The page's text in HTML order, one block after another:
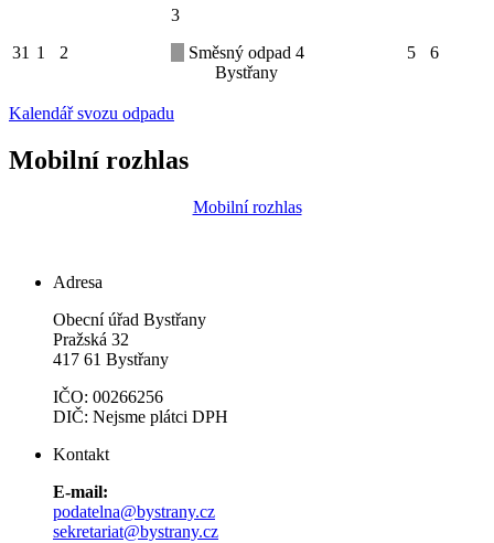
31 1 2
3
Směsný odpad
Bystřany
4 5 6
Kalendář svozu odpadu
Mobilní rozhlas
Mobilní rozhlas
Adresa
Obecní úřad Bystřany
Pražská 32
417 61 Bystřany
IČO: 00266256
DIČ: Nejsme plátci DPH
Kontakt
E-mail:
podatelna@bystrany.cz
sekretariat@bystrany.cz